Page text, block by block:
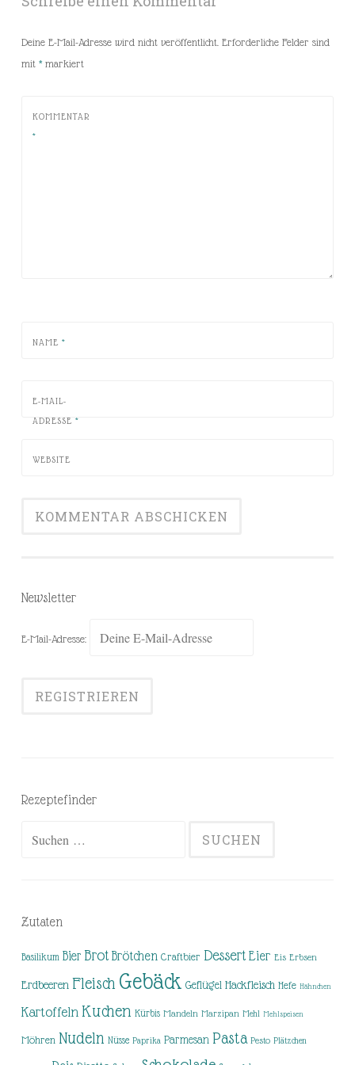
Deine E-Mail-Adresse wird nicht veröffentlicht. Erforderliche Felder sind
mit *markiert
KOMMENTAR
*
NAME *
E-MAIL-
ADRESSE *
WEBSITE
Newsletter
E-Mail-Adresse:
Rezeptefinder
Zutaten
Basilikum Bier Brot Brötchen Craftbier Dessert Eier Eis Erbsen
Erdbeeren Fleisch Gebäck Geflügel Hackfleisch Hefe Hähnchen
Kartoffeln Kuchen Kürbis Mandeln Marzipan Mehl Mehlspeisen
Möhren Nudeln Nüsse Paprika Parmesan Pasta Pesto Plätzchen